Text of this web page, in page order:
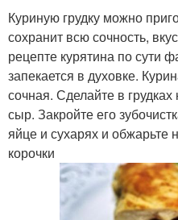
Куриную грудку можно
сохранит всю сочность,
рецепте курятина по сути
запекается в духовке.
сочная. Сделайте в
сыр. Закройте его
яйце и сухарях и обжарьте
корочки